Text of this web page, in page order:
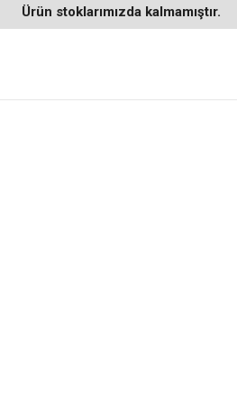
Ürün stoklarımızda kalmamıştır.